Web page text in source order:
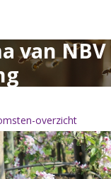
van
overzicht